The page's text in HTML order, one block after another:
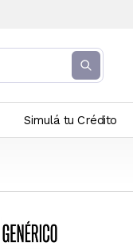
Simulá tu Crédito